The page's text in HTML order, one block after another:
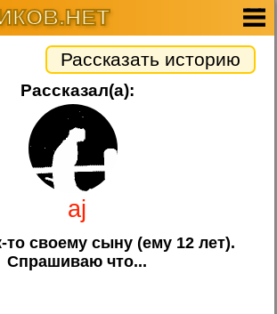
Рассказать историю
Рассказал(а):
aj
то своему сыну (ему 12 лет).
Спрашиваю что...